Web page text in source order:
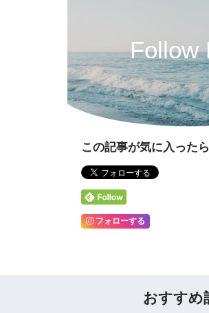
Follow
この記事が気に入った
フォローする
おすすめ